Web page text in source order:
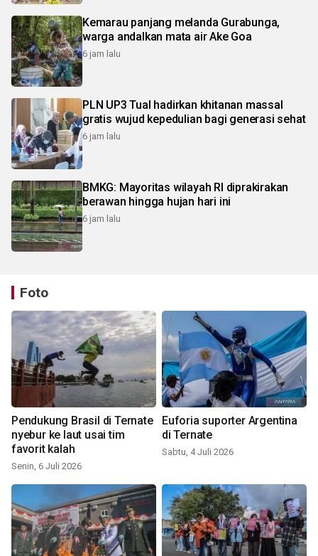
Kemarau panjang melanda Gurabunga,
warga andalkan mata air Ake Goa
6 jam lalu
PLN UP3 Tual hadirkan khitanan massal
gratis wujud kepedulian bagi generasi sehat
6 jam lalu
BMKG: Mayoritas wilayah RI diprakirakan
berawan hingga hujan hari ini
6 jam lalu
Foto
Pendukung Brasil di Ternate
nyebur ke laut usai tim
favorit kalah
Senin, 6 Juli 2026
Euforia suporter Argentina
di Ternate
Sabtu, 4 Juli 2026